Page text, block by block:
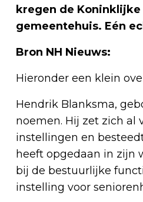
kregen de
gemeentehuis. Eén
Bron NH Nieuws:
Hieronder een klein
Hendrik Blanksma,
noemen. Hij zet zich al
instellingen en
heeft opgedaan in zijn
bij de bestuurlijke
instelling voor